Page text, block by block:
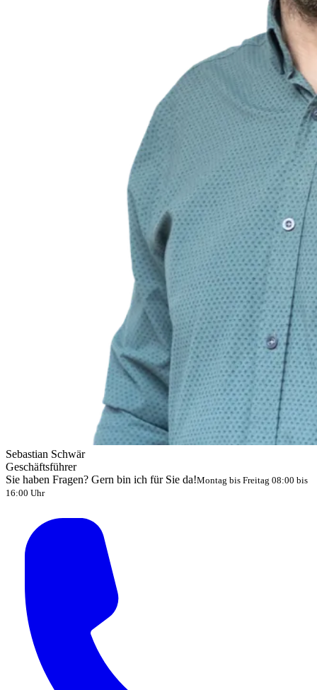
Sebastian Schwär
Geschäftsführer
Sie haben Fragen? Gern bin ich für Sie da!Montag bis Freitag 08:00 bis
16:00 Uhr